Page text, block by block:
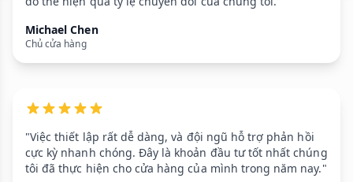
Michael Chen
Chủ cửa hàng
"Việc thiết lập rất dễ dàng, và đội ngũ hỗ trợ phản hồi
cực kỳ nhanh chóng. Đây là khoản đầu tư tốt nhất chúng
tôi đã thực hiện cho cửa hàng của mình trong năm nay."